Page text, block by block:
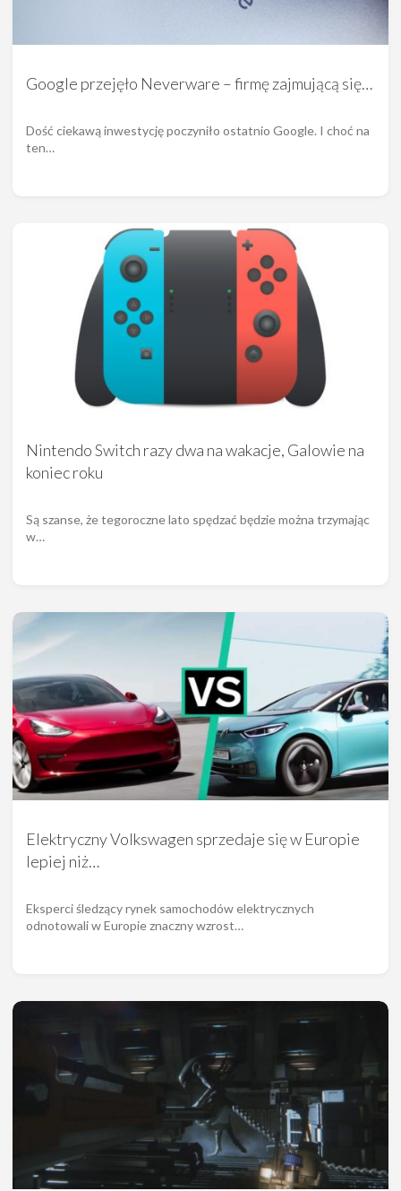
Google przejęło Neverware – firmę zajmującą się…
Dość ciekawą inwestycję poczyniło ostatnio Google. I choć na
ten…
Nintendo Switch razy dwa na wakacje, Galowie na
koniec roku
Są szanse, że tegoroczne lato spędzać będzie można trzymając
w…
Elektryczny Volkswagen sprzedaje się w Europie
lepiej niż…
Eksperci śledzący rynek samochodów elektrycznych
odnotowali w Europie znaczny wzrost…